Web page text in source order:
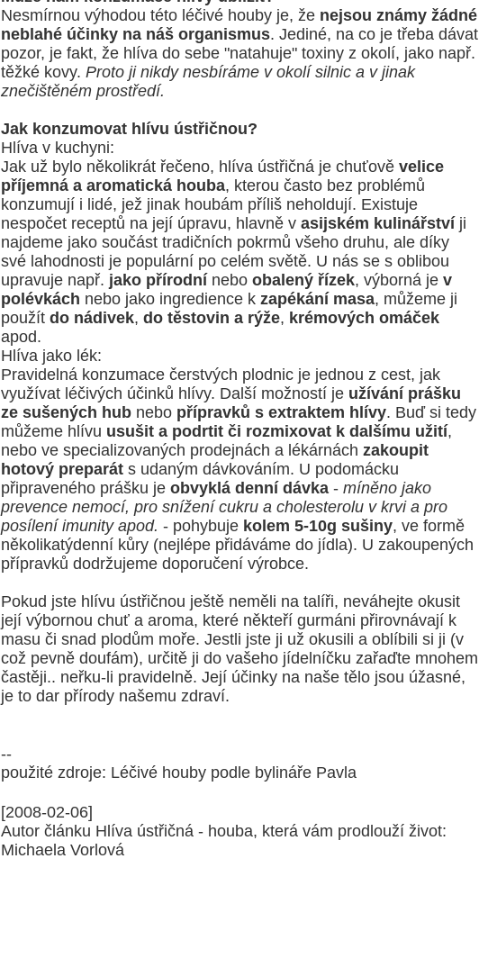
Nesmírnou výhodou této léčivé houby je, že nejsou známy žádné
neblahé účinky na náš organismus. Jediné, na co je třeba dávat
pozor, je fakt, že hlíva do sebe "natahuje" toxiny z okolí, jako např.
těžké kovy. Proto ji nikdy nesbíráme v okolí silnic a v jinak
znečištěném prostředí.
Jak konzumovat hlívu ústřičnou?
Hlíva v kuchyni:
Jak už bylo několikrát řečeno, hlíva ústřičná je chuťově velice
příjemná a aromatická houba, kterou často bez problémů
konzumují i lidé, jež jinak houbám příliš neholdují. Existuje
nespočet receptů na její úpravu, hlavně v asijském kulinářstvíji
najdeme jako součást tradičních pokrmů všeho druhu, ale díky
své lahodnosti je populární po celém světě. U nás se s oblibou
upravuje např. jako přírodnínebo obalený řízek, výborná je v
polévkách nebo jako ingredience k zapékání masa, můžeme ji
použít do nádivek, do těstovin a rýže, krémových omáček
apod.
Hlíva jako lék:
Pravidelná konzumace čerstvých plodnic je jednou z cest, jak
využívat léčivých účinků hlívy. Další možností je užívání prášku
ze sušených hub nebo přípravků s extraktem hlívy. Buď si tedy
můžeme hlívu usušit a podrtit či rozmixovat k dalšímu užití,
nebo ve specializovaných prodejnách a lékárnách zakoupit
hotový preparát s udaným dávkováním. U podomácku
připraveného prášku je obvyklá denní dávka - míněno jako
prevence nemocí, pro snížení cukru a cholesterolu v krvi a pro
posílení imunity apod. - pohybuje kolem 5-10g sušiny, ve formě
několikatýdenní kůry (nejlépe přidáváme do jídla). U zakoupených
přípravků dodržujeme doporučení výrobce.
Pokud jste hlívu ústřičnou ještě neměli na talíři, neváhejte okusit
její výbornou chuť a aroma, které někteří gurmáni přirovnávají k
masu či snad plodům moře. Jestli jste ji už okusili a oblíbili si ji (v
což pevně doufám), určitě ji do vašeho jídelníčku zařaďte mnohem
častěji.. neřku-li pravidelně. Její účinky na naše tělo jsou úžasné,
je to dar přírody našemu zdraví.
--
použité zdroje: Léčivé houby podle bylináře Pavla
[2008-02-06]
Autor článku Hlíva ústřičná - houba, která vám prodlouží život:
Michaela Vorlová